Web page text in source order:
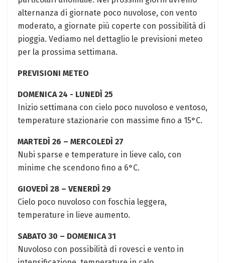
alternanza di ‌giornate poco nuvolose, con vento
moderato, a⁣ giornate più coperte con⁣ possibilità di
pioggia. Vediamo nel dettaglio ‌le previsioni meteo
per la prossima settimana.
PREVISIONI METEO
DOMENICA‌ 24 ⁢-​ LUNEDÌ 25
Inizio settimana con cielo poco nuvoloso e ventoso,⁣
temperature stazionarie ⁢con massime fino a 15°C.
MARTEDÌ 26 – MERCOLEDÌ 27
Nubi sparse e temperature in lieve calo, con
‌minime che ​scendono fino a 6°C.⁤
GIOVEDÌ 28 – VENERDÌ 29
Cielo poco nuvoloso con foschia leggera,⁢
temperature in lieve aumento.
SABATO 30 – DOMENICA 31
Nuvoloso ⁣con possibilità di rovesci e vento in